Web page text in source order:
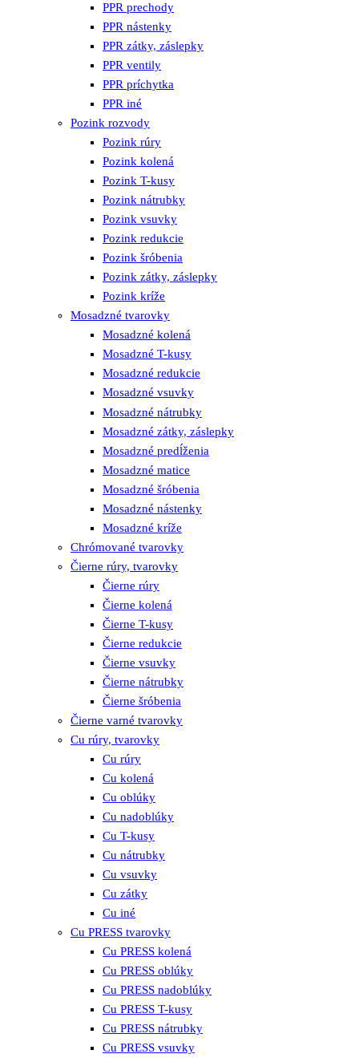
PPR prechody
PPR nástenky
PPR zátky, záslepky
PPR ventily
PPR príchytka
PPR iné
Pozink rozvody
Pozink rúry
Pozink kolená
Pozink T-kusy
Pozink nátrubky
Pozink vsuvky
Pozink redukcie
Pozink šróbenia
Pozink zátky, záslepky
Pozink kríže
Mosadzné tvarovky
Mosadzné kolená
Mosadzné T-kusy
Mosadzné redukcie
Mosadzné vsuvky
Mosadzné nátrubky
Mosadzné zátky, záslepky
Mosadzné predĺženia
Mosadzné matice
Mosadzné šróbenia
Mosadzné nástenky
Mosadzné kríže
Chrómované tvarovky
Čierne rúry, tvarovky
Čierne rúry
Čierne kolená
Čierne T-kusy
Čierne redukcie
Čierne vsuvky
Čierne nátrubky
Čierne šróbenia
Čierne varné tvarovky
Cu rúry, tvarovky
Cu rúry
Cu kolená
Cu oblúky
Cu nadoblúky
Cu T-kusy
Cu nátrubky
Cu vsuvky
Cu zátky
Cu iné
Cu PRESS tvarovky
Cu PRESS kolená
Cu PRESS oblúky
Cu PRESS nadoblúky
Cu PRESS T-kusy
Cu PRESS nátrubky
Cu PRESS vsuvky